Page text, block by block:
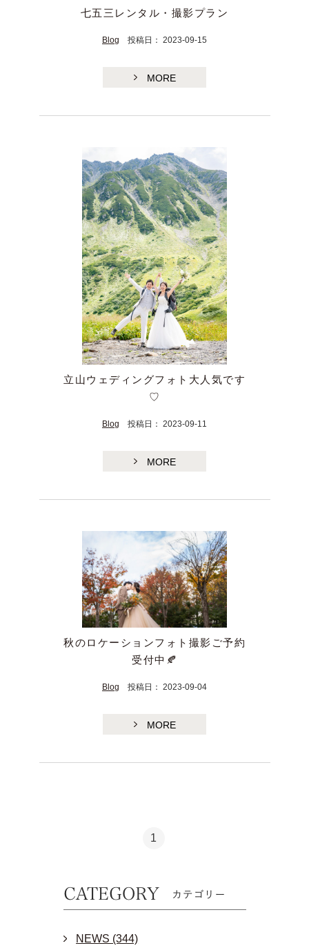
七五三レンタル・撮影プラン
Blog 投稿日： 2023-09-15
MORE
立山ウェディングフォト大人気です
♡
Blog 投稿日： 2023-09-11
MORE
秋のロケーションフォト撮影ご予約
受付中🍂
Blog 投稿日： 2023-09-04
MORE
1
NEWS (344)